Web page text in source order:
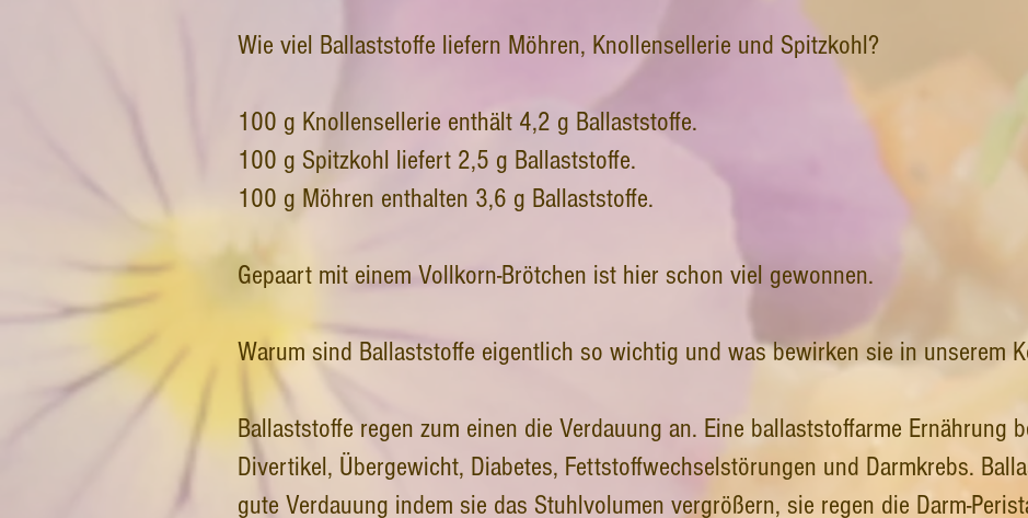
Wie viel Ballaststoffe liefern Möhren, Knollensellerie und Spitzkohl?
100 g Knollensellerie enthält 4,2 g Ballaststoffe.
100 g Spitzkohl liefert 2,5 g Ballaststoffe.
100 g Möhren enthalten 3,6 g Ballaststoffe.
Gepaart mit einem Vollkorn-Brötchen ist hier schon viel gewonnen.
Warum sind Ballaststoffe eigentlich so wichtig und was bewirken sie in unserem
Ballaststoffe regen zum einen die Verdauung an. Eine ballaststoffarme Ernährung
Divertikel, Übergewicht, Diabetes, Fettstoffwechselstörungen und Darmkrebs.
gute Verdauung indem sie das Stuhlvolumen vergrößern, sie regen die Darm-